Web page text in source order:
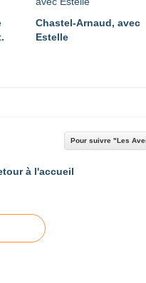
Chastel-Arnaud, avec
Estelle
Pour suivre "Les
à l'accueil